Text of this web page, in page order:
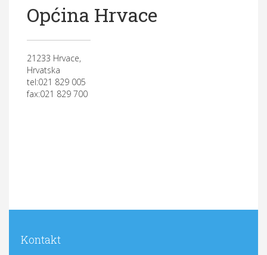
Općina Hrvace
21233 Hrvace,
Hrvatska
tel:021 829 005
fax:021 829 700
Kontakt